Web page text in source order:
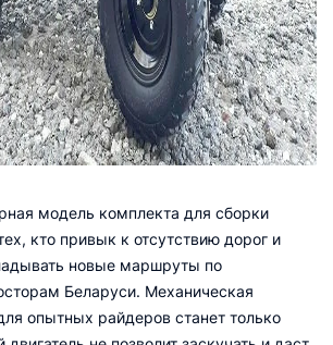
модель комплекта для сборки
кто привык к отсутствию дорог и
новые маршруты по
Беларуси. Механическая
опытных райдеров станет только